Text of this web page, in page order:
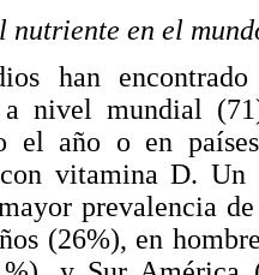
nutriente en el
han
nivel mundial
el año o en
vitamina D. Un
prevalencia
(26%), en